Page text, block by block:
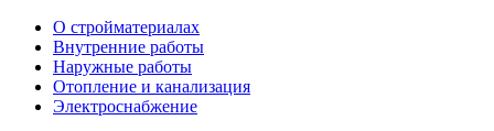
О стройматериалах
Внутренние работы
Наружные работы
Отопление и канализация
Электроснабжение